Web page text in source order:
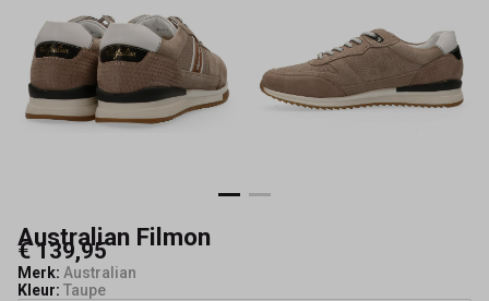
L04
Schoenmode
Australian Filmon
€ 139,95
Merk: Australian
Kleur: Taupe